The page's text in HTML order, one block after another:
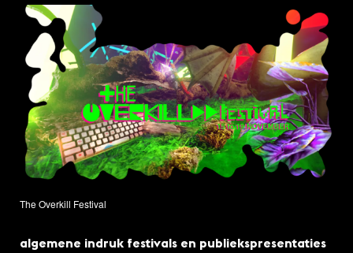
The Overkill Festival
algemene indruk festivals en publiekspresentaties